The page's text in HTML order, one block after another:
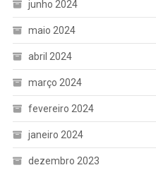
junho 2024
maio 2024
abril 2024
março 2024
fevereiro 2024
janeiro 2024
dezembro 2023